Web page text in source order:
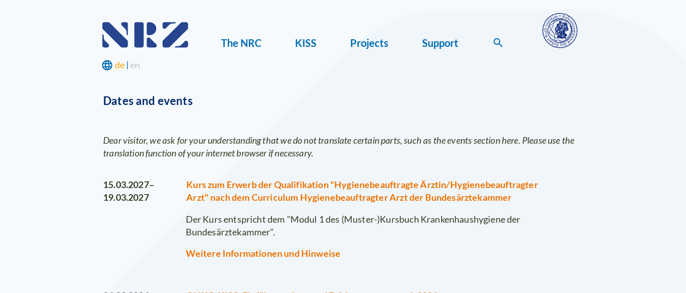
navigationThe NRC KISS Projects Support
search
language de | en
Dates and events
Dear visitor, we ask for your understanding that we do not translate certain parts, such as the events section here. Please use the
translation function of your internet browser if necessary.
15.03.2027–
19.03.2027
Kurs zum Erwerb der Qualifikation "Hygienebeauftragte Ärztin/Hygienebeauftragter
Arzt" nach dem Curriculum Hygiene­beauftragter Arzt der Bundesärztekammer
Der Kurs entspricht dem "Modul 1 des (Muster-)Kursbuch Krankenhaushygiene der
Bundesärztekammer".
Weitere Informationen und Hinweise